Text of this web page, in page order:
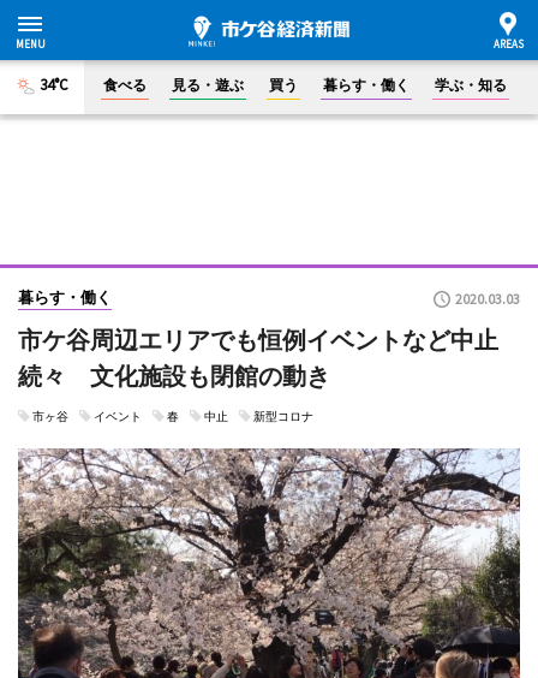
34°C 食べる 見る・遊ぶ 買う 暮らす・働く 学ぶ・知る
暮らす・働く 2020.03.03
市ケ谷周辺エリアでも恒例イベントなど中止
続々 文化施設も閉館の動き
市ヶ谷 イベント 春 中止 新型コロナ